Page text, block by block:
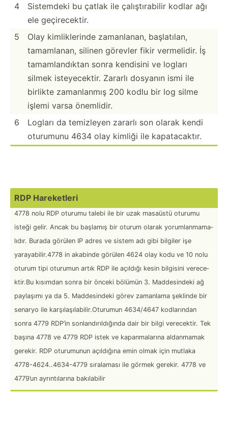
4
Sistemdeki bu çatlak ile çalışt­ıra­bilir kodlar ağı
ele geçire­cektir.
5
Olay kimlik­lerinde zamanl­anan, başlat­ılan,
tamaml­anan, silinen görevler fikir vermel­idir. İş
tamaml­and­ıktan sonra kendisini ve logları
silmek isteye­cektir. Zararlı dosyanın ismi ile
birlikte zamanl­anmış 200 kodlu bir log silme
işlemi varsa önemlidir.
6
Logları da temizleyen zararlı son olarak kendi
oturumunu 4634 olay kimliği ile kapata­caktır.
RDP Hareke­tleri
4778 nolu RDP oturumu talebi ile bir uzak masaüstü oturumu
isteği gelir. Ancak bu başlamış bir oturum olarak yoruml­anm­ama­
lıdır. Burada görülen IP adres ve sistem adı gibi bilgiler işe
yaraya­bil­ir.4778 in akabinde görülen 4624 olay kodu ve 10 nolu
oturum tipi oturumun artık RDP ile açıldığı kesin bilgisini verece­
ktir.Bu kısımdan sonra bir önceki bölümün 3. Maddes­indeki ağ
paylaşımı ya da 5. Maddes­indeki görev zamanlama şeklinde bir
senaryo ile karşıl­aşı­lab­ili­r.O­turumun 4634/4647 kodlar­ından
sonra 4779 RDP’in sonlan­dır­ıld­ığında dair bir bilgi verece­ktir. Tek
başına 4778 ve 4779 RDP istek ve kapanm­alarına aldanmamak
gerekir. RDP oturumunun açıldığına emin olmak için mutlaka
4778-4­624..4­634­-4779 sıralaması ile görmek gerekir. 4778 ve
4779’un ayrınt­ılarına bakıla­bilir